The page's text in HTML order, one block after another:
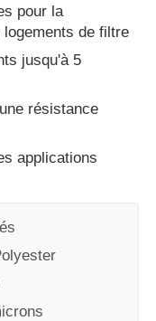
à eau
d'eau
pour la
de filtre
jusqu'à 5
résistance
applications